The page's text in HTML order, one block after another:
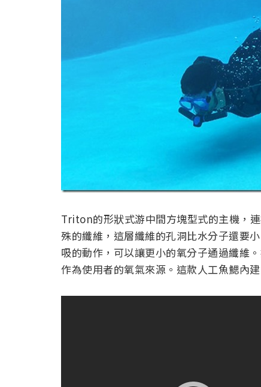
Triton的形狀式游中間方塊型式的主機，
殊的纖維，這層纖維的孔洞比水分子還要
吸的動作，可以讓更小的氧分子通過纖維
作為使用者的氧氣來源。這款人工魚鰓內